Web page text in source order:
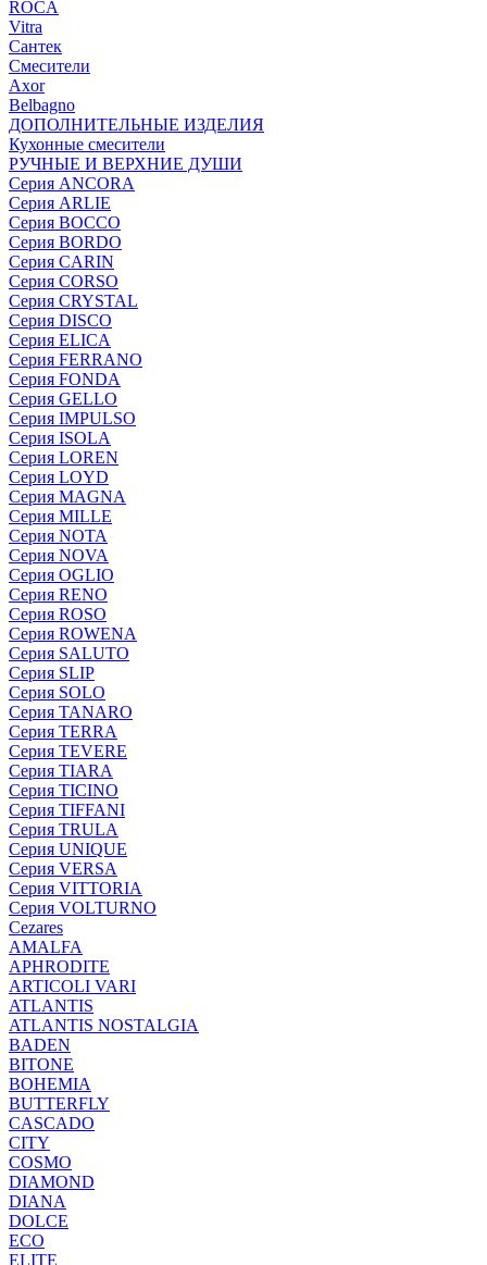
ROCA
Vitra
Сантек
Смесители
Axor
Belbagno
ДОПОЛНИТЕЛЬНЫЕ ИЗДЕЛИЯ
Кухонные смесители
РУЧНЫЕ И ВЕРХНИЕ ДУШИ
Серия ANCORA
Серия ARLIE
Серия BOCCO
Серия BORDO
Серия CARIN
Серия CORSO
Серия CRYSTAL
Серия DISCO
Серия ELICA
Серия FERRANO
Серия FONDA
Серия GELLO
Серия IMPULSO
Серия ISOLA
Серия LOREN
Серия LOYD
Серия MAGNA
Серия MILLE
Серия NOTA
Серия NOVA
Серия OGLIO
Серия RENO
Серия ROSO
Серия ROWENA
Серия SALUTO
Серия SLIP
Серия SOLO
Серия TANARO
Серия TERRA
Серия TEVERE
Серия TIARA
Серия TICINO
Серия TIFFANI
Серия TRULA
Серия UNIQUE
Серия VERSA
Серия VITTORIA
Серия VOLTURNO
Cezares
AMALFA
APHRODITE
ARTICOLI VARI
ATLANTIS
ATLANTIS NOSTALGIA
BADEN
BITONE
BOHEMIA
BUTTERFLY
CASCADO
CITY
COSMO
DIAMOND
DIANA
DOLCE
ECO
ELITE